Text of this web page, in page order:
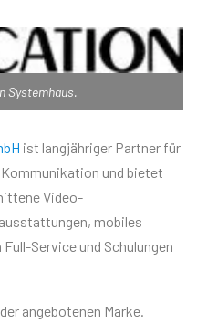
Systemhaus.
ist langjähriger Partner für
und bietet
Video-
mobiles
Service und Schulungen
angebotenen Marke.